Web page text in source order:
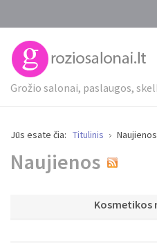
Grožio salonai, paslaugos,
Jūs esate čia: Titulinis Naujienos
Naujienos
Kosmetikos